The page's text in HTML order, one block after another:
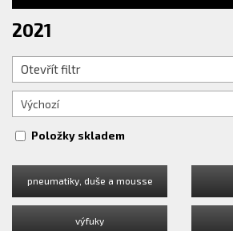
2021
Otevřít filtr
Výchozí
Položky skladem
pneumatiky, duše a mousse
výfuky